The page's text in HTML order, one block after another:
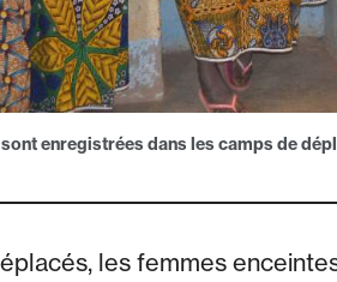
enregistrées dans les camps de
les femmes